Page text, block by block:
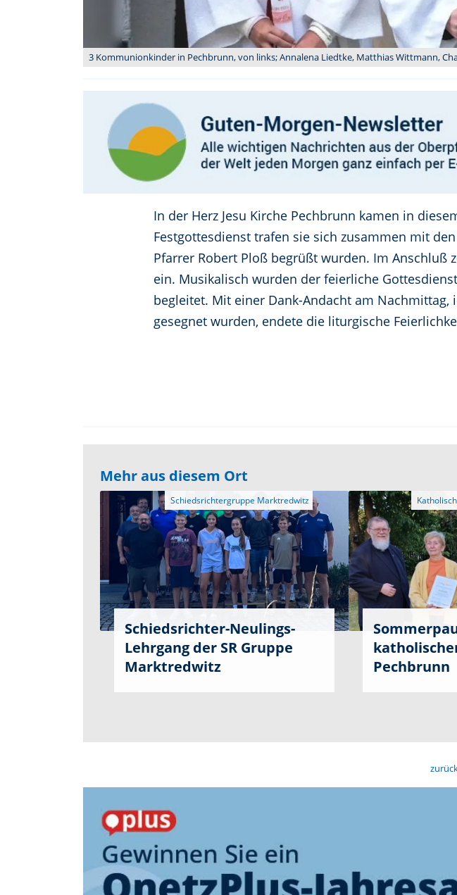
3 Kommunionkinder in Pechbrunn, von links; Annalena Liedtke, Matthias Wittmann,
In der Herz Jesu Kirche Pechbrunn kamen in
Festgottesdienst trafen sie sich zusammen mit
Pfarrer Robert Ploß begrüßt wurden. Im
ein. Musikalisch wurden der feierliche
begleitet. Mit einer Dank-Andacht am
gesegnet wurden, endete die liturgische
Mehr aus diesem Ort
Schiedsrichtergruppe Marktredwitz
Schiedsrichter-Neulings-
Lehrgang der SR Gruppe
Marktredwitz
Pechbrunn